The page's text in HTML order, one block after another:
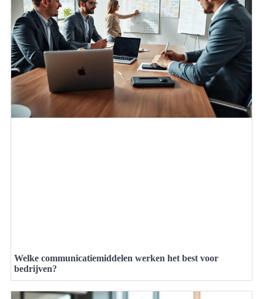
Welke communicatiemiddelen werken het best voor
bedrijven?